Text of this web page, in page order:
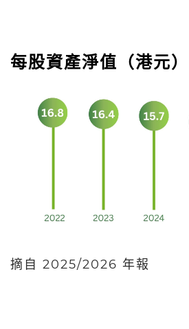
每股資產淨值（港元）
摘自 2025/2026 年報